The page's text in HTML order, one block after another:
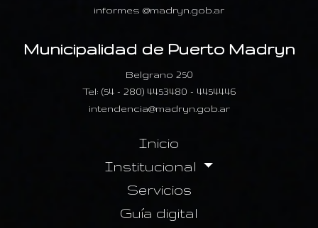
informes @madryn.gob.ar
Municipalidad de Puerto Madryn
Belgrano 250
Tel: (54 - 280) 4453480 - 4454446
intendencia@madryn.gob.ar
Inicio
Institucional
Servicios
Guía digital